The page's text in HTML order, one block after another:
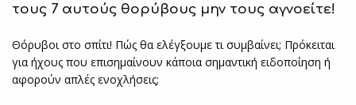
τους 7 αυτούς θορύβους μην τους αγνοείτε!
Θόρυβοι στο σπίτι! Πώς θα ελέγξουμε τι συμβαίνει; Πρόκειται
για ήχους που επισημαίνουν κάποια σημαντική ειδοποίηση ή
αφορούν απλές ενοχλήσεις;